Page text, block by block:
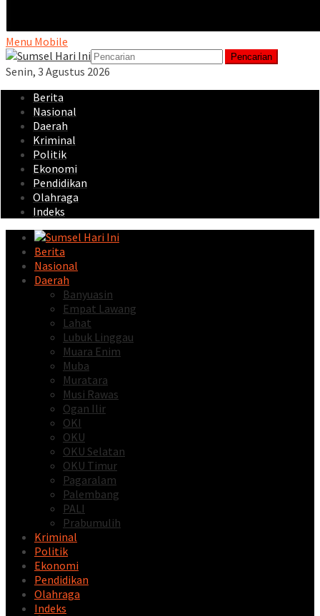
Menu Mobile
Pencarian
Senin, 3 Agustus 2026
Berita
Nasional
Daerah
Kriminal
Politik
Ekonomi
Pendidikan
Olahraga
Indeks
Berita
Nasional
Daerah
Banyuasin
Empat Lawang
Lahat
Lubuk Linggau
Muara Enim
Muba
Muratara
Musi Rawas
Ogan Ilir
OKI
OKU
OKU Selatan
OKU Timur
Pagaralam
Palembang
PALI
Prabumulih
Kriminal
Politik
Ekonomi
Pendidikan
Olahraga
Indeks